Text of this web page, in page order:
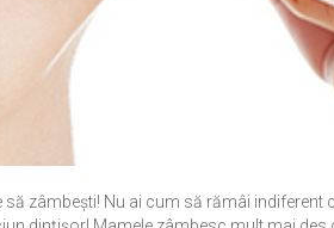
să zâmbeşti! Nu ai cum să rămâi indiferent